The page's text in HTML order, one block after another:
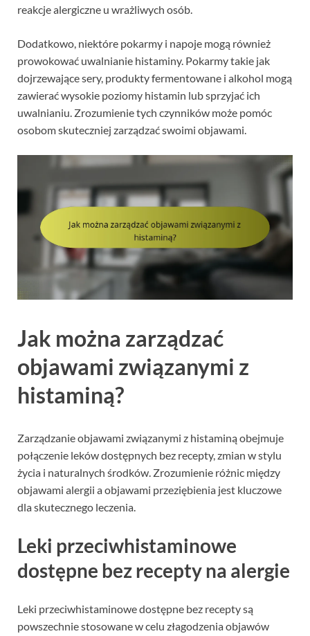
reakcje alergiczne u wrażliwych osób.
Dodatkowo, niektóre pokarmy i napoje mogą również
prowokować uwalnianie histaminy. Pokarmy takie jak
dojrzewające sery, produkty fermentowane i alkohol mogą
zawierać wysokie poziomy histamin lub sprzyjać ich
uwalnianiu. Zrozumienie tych czynników może pomóc
osobom skuteczniej zarządzać swoimi objawami.
Jak można zarządzać
objawami związanymi z
histaminą?
Zarządzanie objawami związanymi z histaminą obejmuje
połączenie leków dostępnych bez recepty, zmian w stylu
życia i naturalnych środków. Zrozumienie różnic między
objawami alergii a objawami przeziębienia jest kluczowe
dla skutecznego leczenia.
Leki przeciwhistaminowe
dostępne bez recepty na alergie
Leki przeciwhistaminowe dostępne bez recepty są
powszechnie stosowane w celu złagodzenia objawów